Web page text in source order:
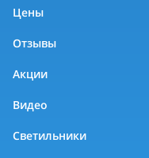
Цены
Отзывы
Акции
Видео
Светильники